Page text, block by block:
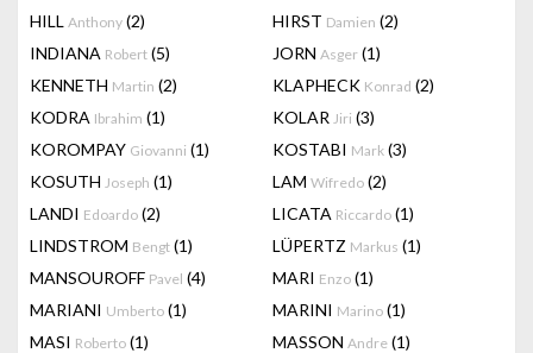
HILL Anthony (2) HIRST Damien (2)
INDIANA Robert (5) JORN Asger (1)
KENNETH Martin (2) KLAPHECK Konrad (2)
KODRA Ibrahim (1) KOLAR Jiri (3)
KOROMPAY Giovanni (1) KOSTABI Mark (3)
KOSUTH Joseph (1) LAM Wifredo (2)
LANDI Edoardo (2) LICATA Riccardo (1)
LINDSTROM Bengt (1) LÜPERTZ Markus (1)
MANSOUROFF Pavel (4) MARI Enzo (1)
MARIANI Umberto (1) MARINI Marino (1)
MASI Roberto (1) MASSON Andre (1)